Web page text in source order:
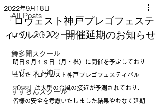
All Posts
ロヴェストスクール
舞多聞スクール
ロヴェスト神戸
すずらんスクール
『ロヴェスト神戸プレゴフェステ
ィバル2022』開催延期のお知らせ
2022年9月18日
明日９月１９日（月・祝）に開催を予定しており
ました『ロヴェスト神戸プレゴフェスティバル
2022』は大型の台風の接近が予測されており、
皆様の安全を考慮いたしました結果やむなく延期